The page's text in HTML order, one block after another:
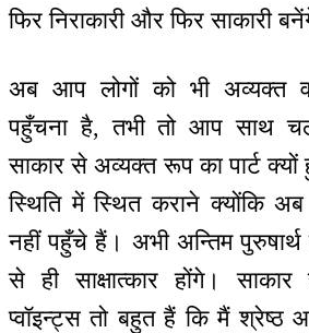
फिर निराकारी और फिर साकारी
अब आप लोगों को भी अव्यक्त
पहुँचना है, तभी तो आप साथ
साकार से अव्यक्त रूप का पार्ट
स्थिति में स्थित कराने क्योंकि
नहीं पहुँचे हैं। अभी अन्तिम
से ही साक्षात्कार होंगे।
प्वॉइन्ट्स तो बहुत हैं कि मैं श्रेष्ठ